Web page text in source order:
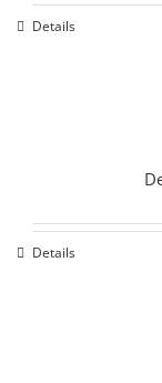
Details
Details